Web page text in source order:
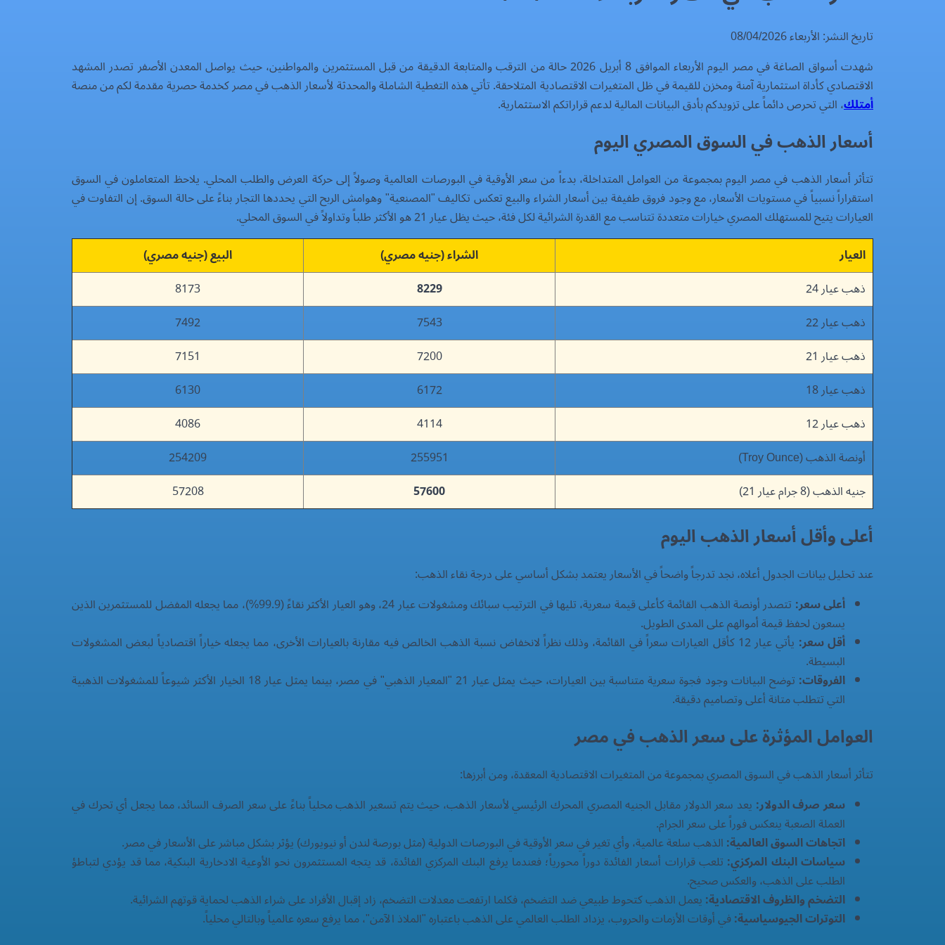
تاريخ النشر: الأربعاء 08/04/2026
شهدت أسواق الصاغة في مصر اليوم الأربعاء الموافق 8 أبريل 2026 حالة من الترقب والمتابعة الدقيقة من قبل المستثمرين والمواطنين، حيث يواصل المعدن الأصفر تصدر المشهد
الاقتصادي كأداة استثمارية آمنة ومخزن للقيمة في ظل المتغيرات الاقتصادية المتلاحقة. تأتي هذه التغطية الشاملة والمحدثة لأسعار الذهب في مصر كخدمة حصرية مقدمة لكم من منصة
أمتلك، التي تحرص دائماً على تزويدكم بأدق البيانات المالية لدعم قراراتكم الاستثمارية.
أسعار الذهب في السوق المصري اليوم
تتأثر أسعار الذهب في مصر اليوم بمجموعة من العوامل المتداخلة، بدءاً من سعر الأوقية في البورصات العالمية وصولاً إلى حركة العرض والطلب المحلي. يلاحظ المتعاملون في السوق
استقراراً نسبياً في مستويات الأسعار، مع وجود فروق طفيفة بين أسعار الشراء والبيع تعكس تكاليف "المصنعية" وهوامش الربح التي يحددها التجار بناءً على حالة السوق. إن التفاوت في
العيارات يتيح للمستهلك المصري خيارات متعددة تتناسب مع القدرة الشرائية لكل فئة، حيث يظل عيار 21 هو الأكثر طلباً وتداولاً في السوق المحلي.
العيار
الشراء (جنيه مصري)
البيع (جنيه مصري)
ذهب عيار 24
8229
8173
ذهب عيار 22
7543
7492
ذهب عيار 21
7200
7151
ذهب عيار 18
6172
6130
ذهب عيار 12
4114
4086
أونصة الذهب (Troy Ounce)
255951
254209
جنيه الذهب (8 جرام عيار 21)
57600
57208
أعلى وأقل أسعار الذهب اليوم
عند تحليل بيانات الجدول أعلاه، نجد تدرجاً واضحاً في الأسعار يعتمد بشكل أساسي على درجة نقاء الذهب:
أعلى سعر:
تتصدر أونصة الذهب القائمة كأعلى قيمة سعرية، تليها في الترتيب سبائك ومشغولات عيار 24، وهو العيار الأكثر نقاءً (99.9%)، مما يجعله المفضل للمستثمرين الذين
يسعون لحفظ قيمة أموالهم على المدى الطويل.
أقل سعر: يأتي عيار 12 كأقل العيارات سعراً في القائمة، وذلك نظراً لانخفاض نسبة الذهب الخالص فيه مقارنة بالعيارات الأخرى، مما يجعله خياراً اقتصادياً لبعض المشغولات
البسيطة.
الفروقات: توضح البيانات وجود فجوة سعرية متناسبة بين العيارات، حيث يمثل عيار 21 "المعيار الذهبي" في مصر، بينما يمثل عيار 18 الخيار الأكثر شيوعاً للمشغولات الذهبية
التي تتطلب متانة أعلى وتصاميم دقيقة.
العوامل المؤثرة على سعر الذهب في مصر
تتأثر أسعار الذهب في السوق المصري بمجموعة من المتغيرات الاقتصادية المعقدة، ومن أبرزها:
سعر صرف الدولار: يعد سعر الدولار مقابل الجنيه المصري المحرك الرئيسي لأسعار الذهب، حيث يتم تسعير الذهب محلياً بناءً على سعر الصرف السائد، مما يجعل أي تحرك في
العملة الصعبة ينعكس فوراً على سعر الجرام.
اتجاهات السوق العالمية:الذهب سلعة عالمية، وأي تغير في سعر الأوقية في البورصات الدولية (مثل بورصة لندن أو نيويورك) يؤثر بشكل مباشر على الأسعار في مصر.
سياسات البنك المركزي: تلعب قرارات أسعار الفائدة دوراً محورياً؛ فعندما يرفع البنك المركزي الفائدة، قد يتجه المستثمرون نحو الأوعية الادخارية البنكية، مما قد يؤدي لتباطؤ
الطلب على الذهب، والعكس صحيح.
التضخم والظروف الاقتصادية:يعمل الذهب كتحوط طبيعي ضد التضخم، فكلما ارتفعت معدلات التضخم، زاد إقبال الأفراد على شراء الذهب لحماية قوتهم الشرائية.
التوترات الجيوسياسية:في أوقات الأزمات والحروب، يزداد الطلب العالمي على الذهب باعتباره "الملاذ الآمن"، مما يرفع سعره عالمياً وبالتالي محلياً.